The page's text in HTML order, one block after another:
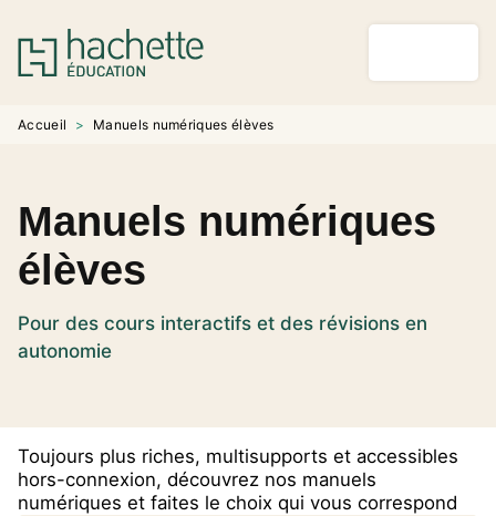
MENU RECHERCHE
PIED DE PAGE
Accueil > Manuels numériques élèves
Manuels numériques
élèves
Pour des cours interactifs et des révisions en
autonomie
Toujours plus riches, multisupports et accessibles
hors-connexion, découvrez nos manuels
numériques et faites le choix qui vous correspond